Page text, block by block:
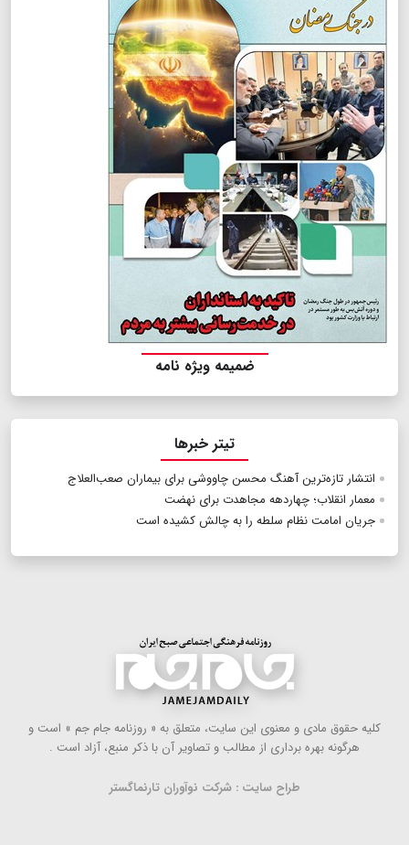
ضمیمه ویژه نامه
تیتر خبرها
انتشار تازه‌ترین آهنگ محسن چاووشی برای بیماران صعب‌العلاج
معمار انقلاب؛ چهاردهه مجاهدت برای نهضت
جریان امامت نظام سلطه را به چالش کشیده است
كلیه حقوق مادی و معنوی این سایت، متعلق به « روزنامه جام جم » است و
هرگونه بهره ‌برداری از مطالب و تصاویر آن با ذكر منبع، آزاد است .
طراح سایت : شرکت نوآوران تارنماگستر